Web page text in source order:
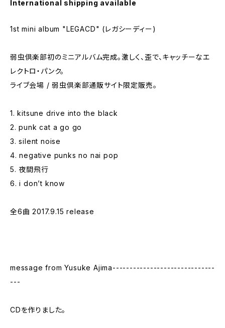
International shipping available
1st mini album "LEGACD" (レガシーディー)
弱虫倶楽部初のミニアルバム完成。激しく、歪で、キャッチーなエ
レクトロ・パンク。
ライブ会場 / 弱虫倶楽部通販サイト限定販売。
1. kitsune drive into the black
2. punk cat a go go
3. silent noise
4. negative punks no nai pop
5. 夜間飛行
6. i don’t know
全6曲 2017.9.15 release
message from Yusuke Ajima------------------------------
---
CDを作りました。